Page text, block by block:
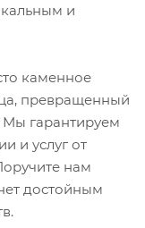
и
каменное
превращенный
гарантируем
и услуг от
нам
достойным